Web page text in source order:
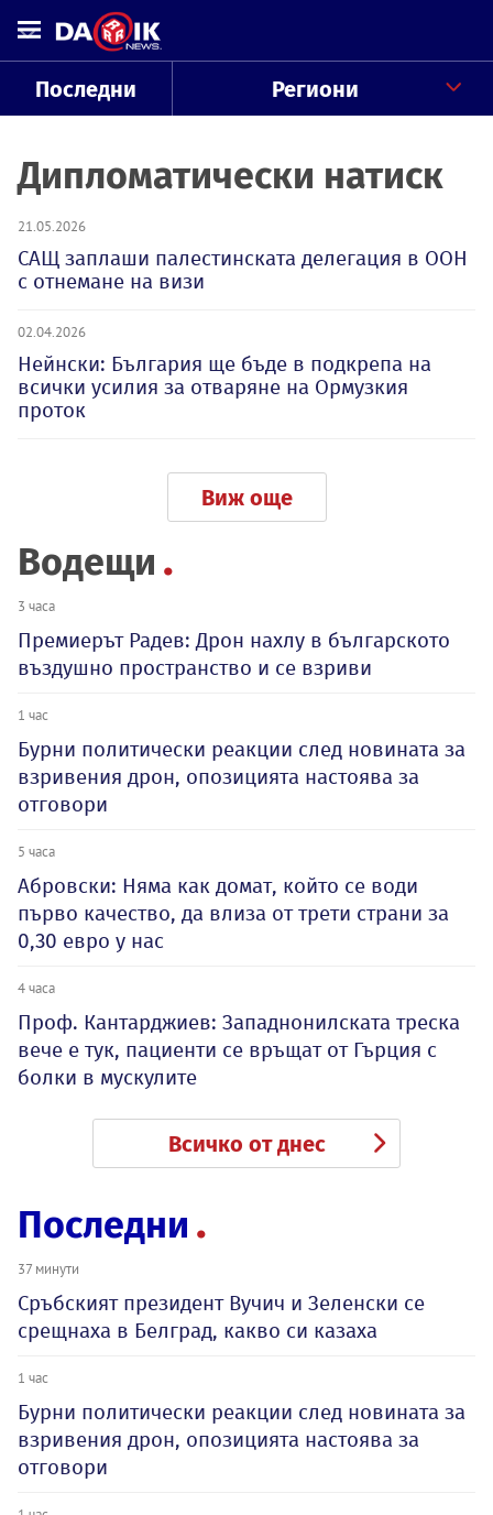
Последни Региони
Дипломатически натиск
21.05.2026
САЩ заплаши палестинската делегация в ООН
с отнемане на визи
02.04.2026
Нейнски: България ще бъде в подкрепа на
всички усилия за отваряне на Ормузкия
проток
Виж още
Водещи
3 часа
Премиерът Радев: Дрон нахлу в българското
въздушно пространство и се взриви
1 час
Бурни политически реакции след новината за
взривения дрон, опозицията настоява за
отговори
5 часа
Абровски: Няма как домат, който се води
първо качество, да влиза от трети страни за
0,30 евро у нас
4 часа
Проф. Кантарджиев: Западнонилската треска
вече е тук, пациенти се връщат от Гърция с
болки в мускулите
Всичко от днес
Последни
37 минути
Сръбският президент Вучич и Зеленски се
срещнаха в Белград, какво си казаха
1 час
Бурни политически реакции след новината за
взривения дрон, опозицията настоява за
отговори